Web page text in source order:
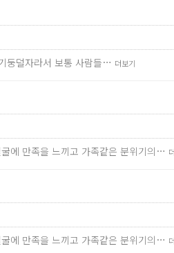
둥덜자라서 보통 사람들… 더보기
에 만족을 느끼고 가족같은 분위기의…
에 만족을 느끼고 가족같은 분위기의…